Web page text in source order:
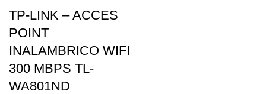
TP-LINK – ACCES
POINT
INALAMBRICO WIFI
300 MBPS TL-
WA801ND